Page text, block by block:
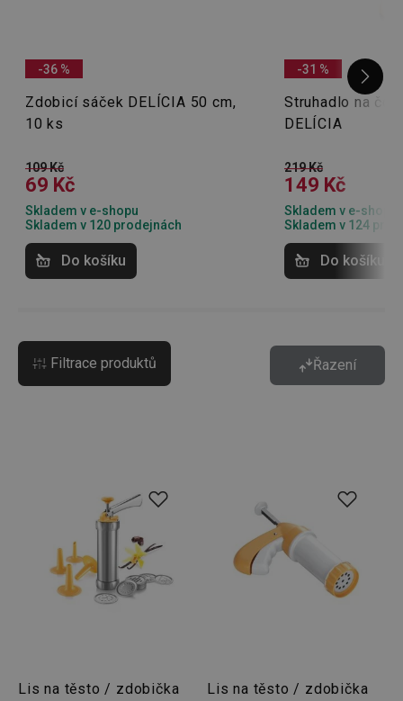
-36 %
Zdobicí sáček DELÍCIA 50 cm,
10 ks
109 Kč
69 Kč
Skladem v e-shopu
Skladem v 120 prodejnách
Do košíku
-31 %
Struhadlo na
DELÍCIA
219 Kč
149 Kč
Skladem v e-shopu
Skladem v 124
Do košíku
Filtrace produktů Řazení
Lis na těsto / zdobička
Lis na těsto / zdobička